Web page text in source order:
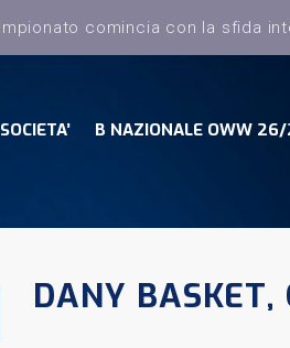
SOCIETA’ B NAZIONALE OWW
DANY BASKET,